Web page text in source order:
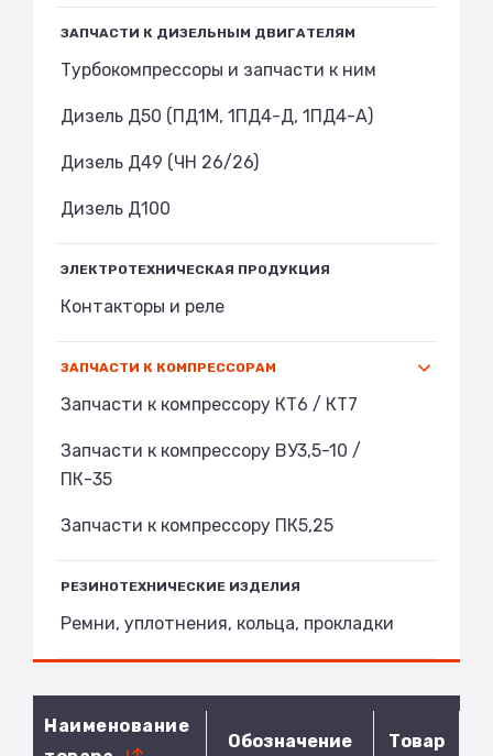
ЗАПЧАСТИ К ДИЗЕЛЬНЫМ ДВИГАТЕЛЯМ
Турбокомпрессоры и запчасти к ним
Дизель Д50 (ПД1М, 1ПД4-Д, 1ПД4-А)
Дизель Д49 (ЧН 26/26)
Дизель Д100
ЭЛЕКТРОТЕХНИЧЕСКАЯ ПРОДУКЦИЯ
Контакторы и реле
ЗАПЧАСТИ К КОМПРЕССОРАМ
Запчасти к компрессору КТ6 / КТ7
Запчасти к компрессору ВУ3,5-10 /
ПК-35
Запчасти к компрессору ПК5,25
РЕЗИНОТЕХНИЧЕСКИЕ ИЗДЕЛИЯ
Ремни, уплотнения, кольца, прокладки
Наименование
Обозначение Товар